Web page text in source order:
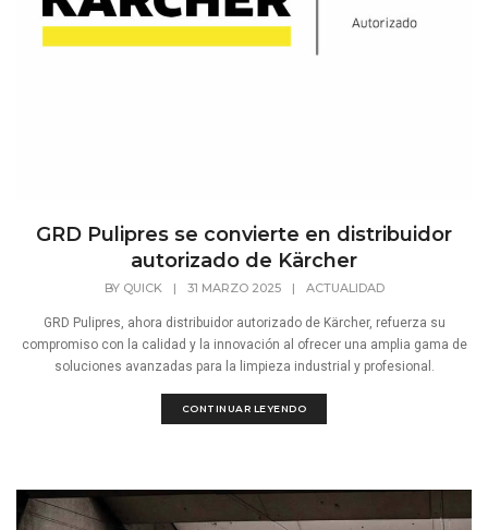
GRD Pulipres se convierte en distribuidor
autorizado de Kärcher
BY QUICK | 31 MARZO 2025 | ACTUALIDAD
GRD Pulipres, ahora distribuidor autorizado de Kärcher, refuerza su
compromiso con la calidad y la innovación al ofrecer una amplia gama de
soluciones avanzadas para la limpieza industrial y profesional.
CONTINUAR LEYENDO